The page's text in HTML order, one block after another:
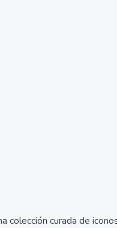
colección curada de